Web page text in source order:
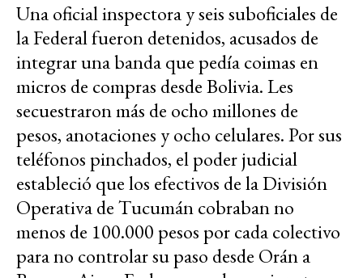
Una oficial inspectora y seis suboficiales de
la Federal fueron detenidos, acusados de
integrar una banda que pedía coimas en
micros de compras desde Bolivia. Les
secuestraron más de ocho millones de
pesos, anotaciones y ocho celulares. Por sus
teléfonos pinchados, el poder judicial
estableció que los efectivos de la División
Operativa de Tucumán cobraban no
menos de 100.000 pesos por cada colectivo
para no controlar su paso desde Orán a